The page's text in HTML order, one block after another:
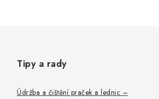
Tipy a rady
Údržba a čištění praček a lednic –